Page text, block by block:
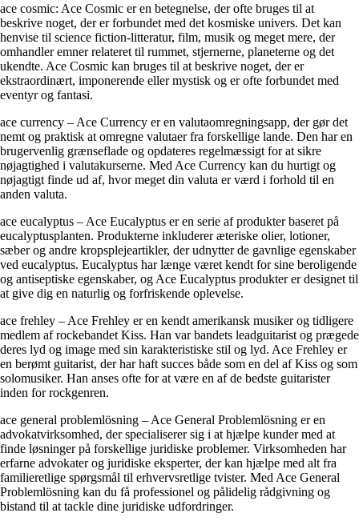
ace cosmic: Ace Cosmic er en betegnelse, der ofte bruges til at
beskrive noget, der er forbundet med det kosmiske univers. Det kan
henvise til science fiction-litteratur, film, musik og meget mere, der
omhandler emner relateret til rummet, stjernerne, planeterne og det
ukendte. Ace Cosmic kan bruges til at beskrive noget, der er
ekstraordinært, imponerende eller mystisk og er ofte forbundet med
eventyr og fantasi.
ace currency – Ace Currency er en valutaomregningsapp, der gør det
nemt og praktisk at omregne valutaer fra forskellige lande. Den har en
brugervenlig grænseflade og opdateres regelmæssigt for at sikre
nøjagtighed i valutakurserne. Med Ace Currency kan du hurtigt og
nøjagtigt finde ud af, hvor meget din valuta er værd i forhold til en
anden valuta.
ace eucalyptus – Ace Eucalyptus er en serie af produkter baseret på
eucalyptusplanten. Produkterne inkluderer æteriske olier, lotioner,
sæber og andre kropsplejeartikler, der udnytter de gavnlige egenskaber
ved eucalyptus. Eucalyptus har længe været kendt for sine beroligende
og antiseptiske egenskaber, og Ace Eucalyptus produkter er designet til
at give dig en naturlig og forfriskende oplevelse.
ace frehley – Ace Frehley er en kendt amerikansk musiker og tidligere
medlem af rockebandet Kiss. Han var bandets leadguitarist og prægede
deres lyd og image med sin karakteristiske stil og lyd. Ace Frehley er
en berømt guitarist, der har haft succes både som en del af Kiss og som
solomusiker. Han anses ofte for at være en af de bedste guitarister
inden for rockgenren.
ace general problemlösning – Ace General Problemlösning er en
advokatvirksomhed, der specialiserer sig i at hjælpe kunder med at
finde løsninger på forskellige juridiske problemer. Virksomheden har
erfarne advokater og juridiske eksperter, der kan hjælpe med alt fra
familieretlige spørgsmål til erhvervsretlige tvister. Med Ace General
Problemlösning kan du få professionel og pålidelig rådgivning og
bistand til at tackle dine juridiske udfordringer.